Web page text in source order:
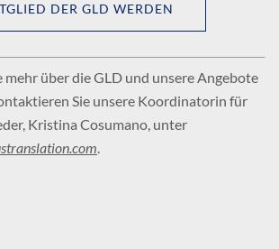
DER GLD WERDEN
mehr über die GLD und unsere Angebote
Sie unsere Koordinatorin für
Kristina Cosumano, unter
.